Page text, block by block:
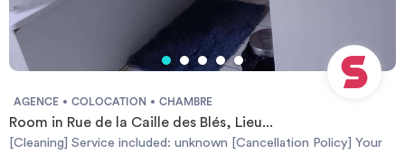
AGENCE COLOCATION CHAMBRE
Room in Rue de la Caille des Blés, Lieu...
[Cleaning] Service included: unknown [Cancellation Policy] Your